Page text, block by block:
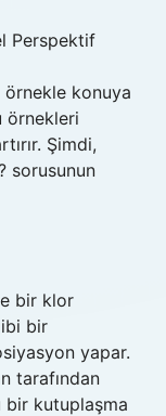
Perspektif
konuya
örnekleri
Şimdi,
sorusunun
bir klor
bir
yapar.
tarafından
kutuplaşma